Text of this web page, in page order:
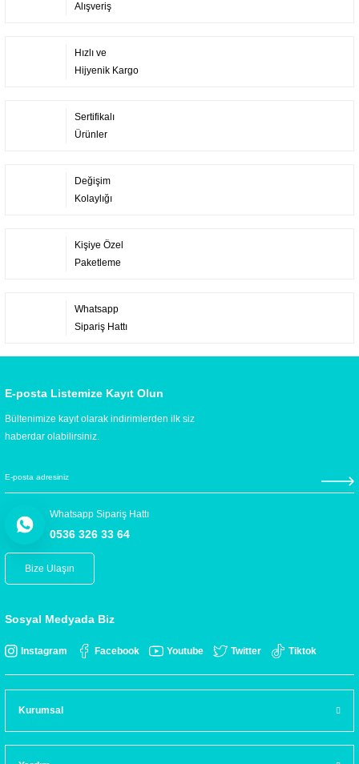
Alışveriş
Hızlı ve
Hijyenik Kargo
Sertifikalı
Ürünler
Değişim
Kolaylığı
Kişiye Özel
Paketleme
Whatsapp
Sipariş Hattı
E-posta Listemize Kayıt Olun
Bültenimize kayıt olarak indirimlerden ilk siz
haberdar olabilirsiniz.
Whatsapp Sipariş Hattı
0536 326 33 64
Bize Ulaşın
Sosyal Medyada Biz
Instagram Facebook Youtube Twitter Tiktok
Kurumsal